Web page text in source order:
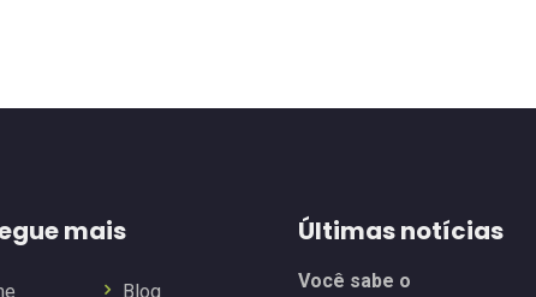
mais
Blog
Últimas notícias
Você sabe o